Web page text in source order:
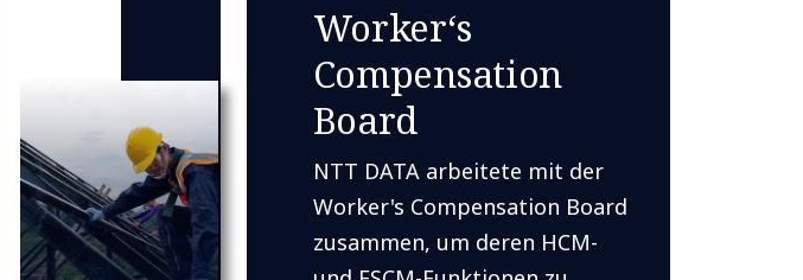
Worker‘s
Compensation
Board
NTT DATA arbeitete mit der
Worker's Compensation Board
zusammen, um deren HCM-